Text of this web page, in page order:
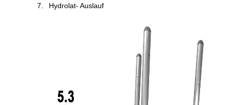
Hydrolat- Auslauf